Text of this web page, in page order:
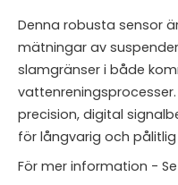
Denna robusta sensor
mätningar av
slamgränser i både
precision, digital
för långvarig och
För mer information -